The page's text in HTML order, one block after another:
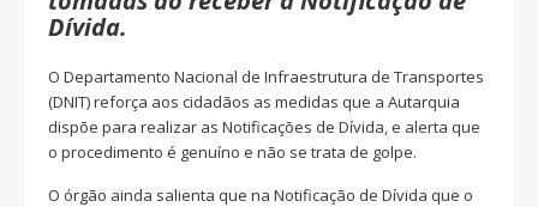
Dívida.
O Departamento Nacional de Infraestrutura de Transportes
(DNIT) reforça aos cidadãos as medidas que a Autarquia
dispõe para realizar as Notificações de Dívida, e alerta que
o procedimento é genuíno e não se trata de golpe.
O órgão ainda salienta que na Notificação de Dívida que o